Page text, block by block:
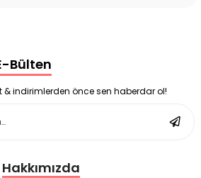
5 ml 20 Flakon
ve Enerji Dengeleyici Topraklama
ve Enerji Dengeleyici Topraklama
Bülten
& indirimlerden önce sen haberdar ol!
Hakkımızda